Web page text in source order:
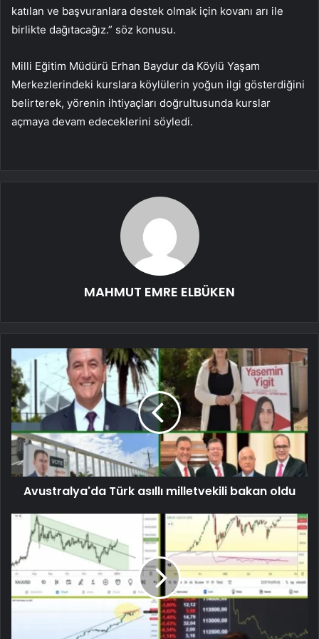
katılan ve başvuranlara destek olmak için kovanı arı ile
birlikte dağıtacağız.” söz konusu.
Milli Eğitim Müdürü Erhan Baydur da Köylü Yaşam
Merkezlerindeki kurslara köylülerin yoğun ilgi gösterdiğini
belirterek, yörenin ihtiyaçları doğrultusunda kurslar
açmaya devam edeceklerini söyledi.
MAHMUT EMRE ELBÜKEN
Avustralya'da Türk asıllı milletvekili bakan oldu